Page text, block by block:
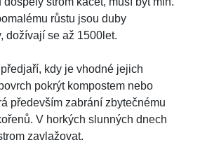
růstu jsou duby
dožívají se až 1500let.
kdy je vhodné jejich
pokrýt kompostem nebo
především zabrání zbytečnému
V horkých slunných dnech
zavlažovat.